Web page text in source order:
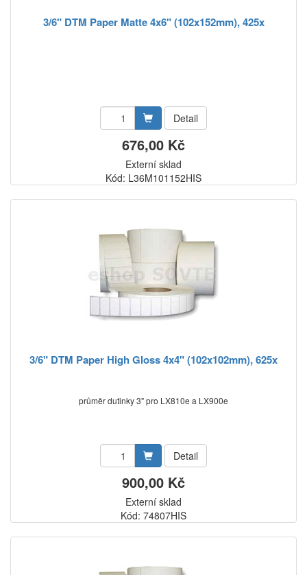
3/6" DTM Paper Matte 4x6" (102x152mm), 425x
Detail
676,00 Kč
Externí sklad
Kód: L36M101152HIS
3/6" DTM Paper High Gloss 4x4" (102x102mm), 625x
průměr dutinky 3" pro LX810e a LX900e
Detail
900,00 Kč
Externí sklad
Kód: 74807HIS